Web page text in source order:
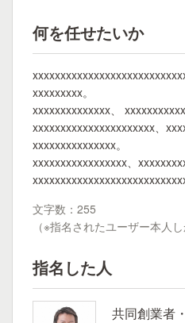
何を任せたいか
xxxxxxxxx。
xxxxxxxxxxxxxx、
xxxxxxxxxxxxxxxxxxxxxx、
xxxxxxxxxxxxxxx。
xxxxxxxxxxxxxxxxx、
文字数：255
（※指名されたユーザー本人
指名した人
共同創業者